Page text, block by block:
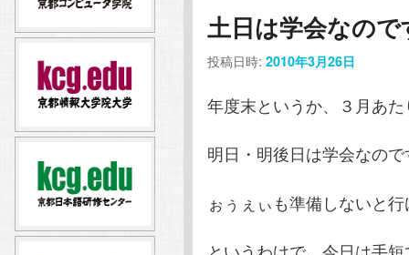
コ
ン
ツ
ン
テ
へ
土日は学会なので
投稿日時: 2010年3月26日
年度末というか、３月あ
明日・明後日は学会なの
ぉぅぇぃも準備しないと